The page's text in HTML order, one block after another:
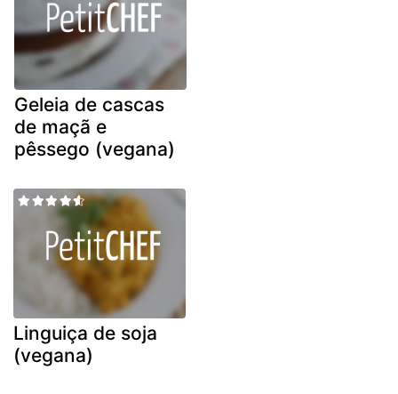
Geleia de cascas
de maçã e
pêssego (vegana)
Linguiça de soja
(vegana)